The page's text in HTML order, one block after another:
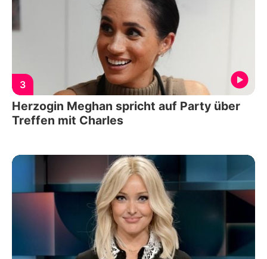
3
Herzogin Meghan spricht auf Party über
Treffen mit Charles